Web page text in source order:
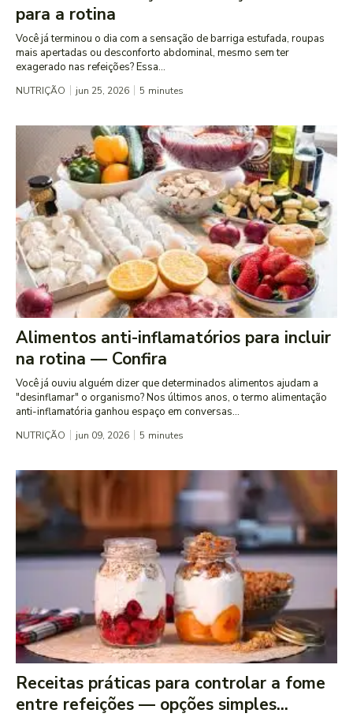
para a rotina
Você já terminou o dia com a sensação de barriga estufada, roupas
mais apertadas ou desconforto abdominal, mesmo sem ter
exagerado nas refeições? Essa...
NUTRIÇÃO jun 25, 2026 5 minutes
Alimentos anti-inflamatórios para incluir
na rotina — Confira
Você já ouviu alguém dizer que determinados alimentos ajudam a
"desinflamar" o organismo? Nos últimos anos, o termo alimentação
anti-inflamatória ganhou espaço em conversas...
NUTRIÇÃO jun 09, 2026 5 minutes
Receitas práticas para controlar a fome
entre refeições — opções simples...